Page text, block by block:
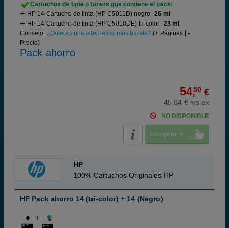
Cartuchos de tinta o toners que contiene el pack:
HP 14 Cartucho de tinta (HP C5011D) negro
26 ml
HP 14 Cartucho de tinta (HP C5010DE) tri-color 23 ml
Consejo: ¿Quieres una alternativa más barata? (+ Páginas | -
Precio)
Pack ahorro
54,50 €
45,04 € iva ex
NO DISPONIBLE
comprar >
HP
100% Cartuchos Originales HP
HP Pack ahorro 14 (tri-color) + 14 (Negro)